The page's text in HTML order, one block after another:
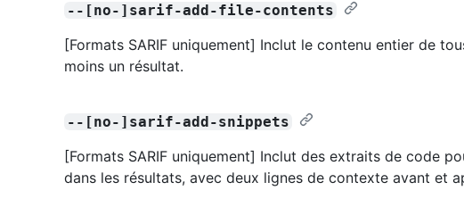
--[no-]sarif-add-file-contents
[Formats SARIF uniquement] Inclut le contenu entier de
moins un résultat.
--[no-]sarif-add-snippets
[Formats SARIF uniquement] Inclut des extraits de code
dans les résultats, avec deux lignes de contexte avant et